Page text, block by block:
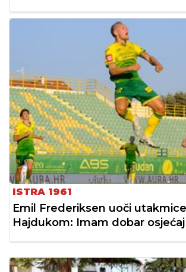
ISTRA 1961
Emil Frederiksen uoči
Hajdukom: Imam dobar osjećaj